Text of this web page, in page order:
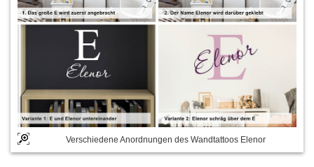
Verschiedene Anordnungen des Wandtattoos Elenor